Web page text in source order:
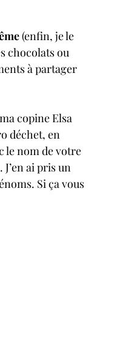
(enfin, je le
chocolats ou
à partager
copine Elsa
déchet, en
le nom de votre
ai pris un
Si ça vous